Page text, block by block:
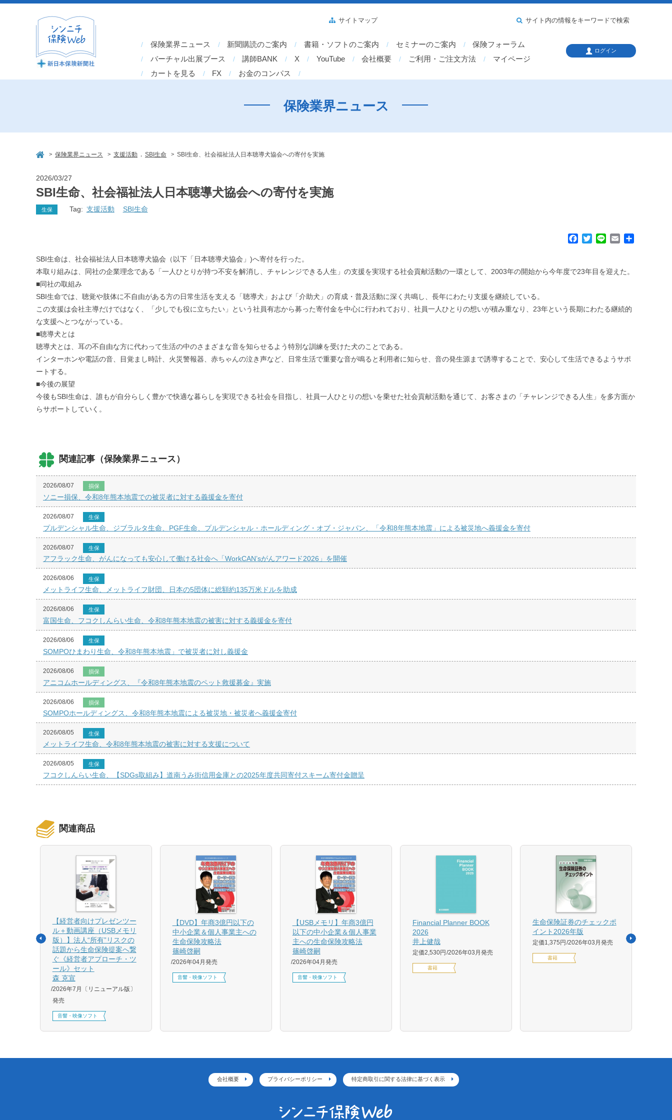
保険業界ニュース 新聞購読のご案内 書籍・ソフトのご案内 セミナーのご案内
保険フォーラム
バーチャル出展ブース
講師BANK X YouTube 会社概要 ご利用・ご注文方法
マイページ
カートを見る
FX お金のコンパス
サイトマップ サイト内の情報をキーワードで検索
ログイン
保険業界ニュース
> 保険業界ニュース > 支援活動 SBI生命 > SBI生命、社会福祉法人日本聴導犬協会への寄付を実施
2026/03/27
SBI生命、社会福祉法人日本聴導犬協会への寄付を実施
生保 Tag: 支援活動 SBI生命
e
k
t
e
SBI生命は、社会福祉法人日本聴導犬協会（以下「日本聴導犬協会」)へ寄付を行った。
本取り組みは、同社の企業理念である「一人ひとりが持つ不安を解消し、チャレンジできる人生」の支援を実現する社会貢献活動の一環として、2003年の開始から今年度で23年目を迎えた。
■同社の取組み
SBI生命では、聴覚や肢体に不自由がある方の日常生活を支える「聴導犬」および「介助犬」の育成・普及活動に深く共鳴し、長年にわたり支援を継続している。
この支援は会社主導だけではなく、「少しでも役に立ちたい」という社員有志から募った寄付金を中心に行われており、社員一人ひとりの想いが積み重なり、23年という長期にわたる継続的
な支援へとつながっている。
■聴導犬とは
聴導犬とは、耳の不自由な方に代わって生活の中のさまざまな音を知らせるよう特別な訓練を受けた犬のことである。
インターホンや電話の音、目覚まし時計、火災警報器、赤ちゃんの泣き声など、日常生活で重要な音が鳴ると利用者に知らせ、音の発生源まで誘導することで、安心して生活できるようサポ
ートする。
■今後の展望
今後もSBI生命は、誰もが自分らしく豊かで快適な暮らしを実現できる社会を目指し、社員一人ひとりの想いを乗せた社会貢献活動を通じて、お客さまの「チャレンジできる人生」を多方面か
らサポートしていく。
関連記事（保険業界ニュース）
2026/08/07 損保
ソニー損保、令和8年熊本地震での被災者に対する義援金を寄付
2026/08/07 生保
プルデンシャル生命、ジブラルタ生命、PGF生命、プルデンシャル・ホールディング・オブ・ジャパン、「令和8年熊本地震」による被災地へ義援金を寄付
2026/08/07 生保
アフラック生命、がんになっても安心して働ける社会へ「WorkCAN’sがんアワード2026」を開催
2026/08/06 生保
メットライフ生命、メットライフ財団、日本の5団体に総額約135万米ドルを助成
2026/08/06 生保
富国生命、フコクしんらい生命、令和8年熊本地震の被害に対する義援金を寄付
2026/08/06 生保
SOMPOひまわり生命、令和8年熊本地震」で被災者に対し義援金
2026/08/06 損保
アニコムホールディングス、『令和8年熊本地震のペット救援募金』実施
2026/08/06 損保
SOMPOホールディングス、令和8年熊本地震による被災地・被災者へ義援金寄付
2026/08/05 生保
メットライフ生命、令和8年熊本地震の被害に対する支援について
2026/08/05 生保
フコクしんらい生命、【SDGs取組み】道南うみ街信用金庫との2025年度共同寄付スキーム寄付金贈呈
関連商品
【経営者向けプレゼンツー
ル＋動画講座（USBメモリ
版）】法人“所有”リスクの
話題から生命保険提案へ繋
ぐ《経営者アプローチ・ツ
ール》セット
森 克宣
2026年7月〔リニューアル版〕
発売
音響・映像ソフト
【DVD】年商3億円以下の
中小企業＆個人事業主への
生命保険攻略法
篠崎啓嗣
2026年04月発売
音響・映像ソフト
【USBメモリ】年商3億円
以下の中小企業＆個人事業
主への生命保険攻略法
篠崎啓嗣
2026年04月発売
音響・映像ソフト
Financial Planner BOOK
2026
井上健哉
定価2,530円 2026年03月発売
書籍
生命保険証券のチェックポ
イント2026年版
定価1,375円 2026年03月発売
書籍
会社概要 プライバシーポリシー 特定商取引に関する法律に基づく表示